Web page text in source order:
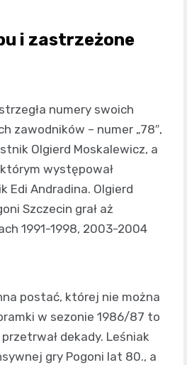
i zastrzeżone
numery swoich
zawodników – numer „78″,
Olgierd Moskalewicz, a
występował
Edi Andradina. Olgierd
Szczecin grał aż
1991-1998, 2003-2004
postać, której nie można
w sezonie 1986/87 to
dekady. Leśniak
gry Pogoni lat 80., a